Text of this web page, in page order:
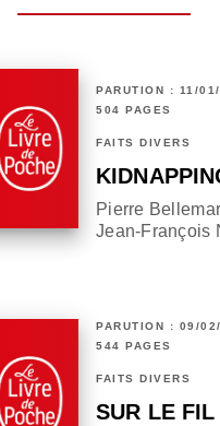
PARUTION : 11/
504 PAGES
FAITS DIVERS
Pierre
Jean-François
PARUTION : 09/
544 PAGES
FAITS DIVERS
SUR LE FIL